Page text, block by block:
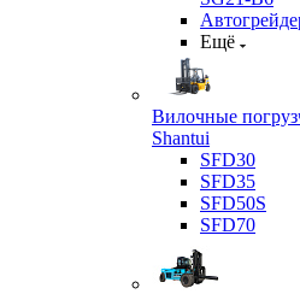
Ещё
Вилочные
Shantui
SFD30
SFD35
SFD50S
SFD70